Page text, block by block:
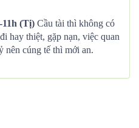
(Tị) Cầu tài thì không có
hay thiệt, gặp nạn, việc quan
nên cúng tế thì mới an.